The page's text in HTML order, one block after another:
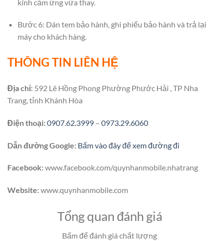
kính cảm ứng vừa thay.
Bước 6: Dán tem bảo hành, ghi phiếu bảo hành và trả lại
máy cho khách hàng.
THÔNG TIN LIÊN HỆ
Địa chỉ: 592 Lê Hồng Phong Phường Phước Hải , TP Nha
Trang, tỉnh Khánh Hòa
Điện thoại:0907.62.3999 – 0973.29.6060
Dẫn đường Google: Bấm vào đây để xem đường đi
Facebook:www.facebook.com/quynhanmobile.nhatrang
Website:www.quynhanmobile.com
Tổng quan đánh giá
Bấm để đánh giá chất lượng